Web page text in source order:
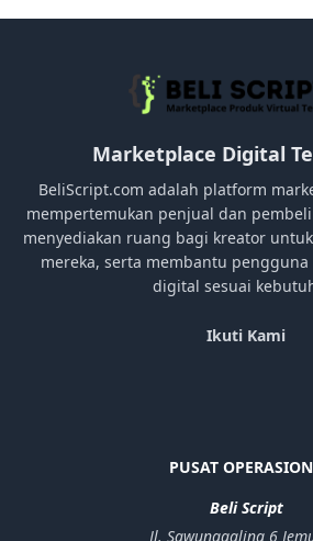
Marketplace Digital
BeliScript.com adalah platform
mempertemukan penjual dan
menyediakan ruang bagi kreator
mereka, serta membantu
digital sesuai
Ikuti Kami
PUSAT
Beli Script
Jl. Sawunggaling 6